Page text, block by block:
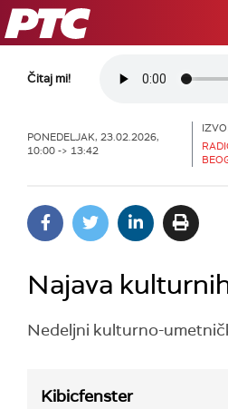
RTS
Čitaj mi!
PONEDELJAK, 23.02.2026,
10:00 -> 13:42
Najava
Nedeljni kulturno-
Kibicfenster